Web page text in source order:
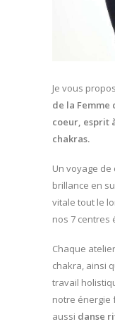
Je vous
de la Femme
coeur, esprit
chakras.
Un voyage de
brillance en
vitale tout le
nos 7 centres
Chaque
chakra, ainsi
travail
notre énergie
aussi danse